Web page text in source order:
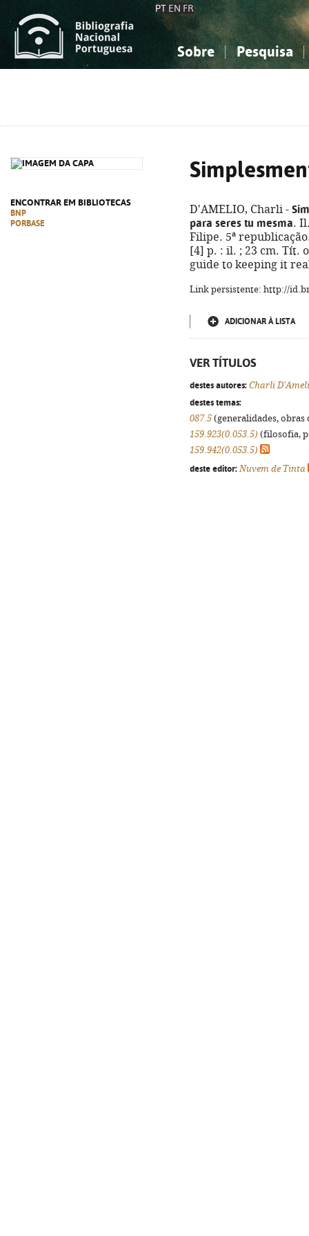
PT EN FR
Sobre Pesquisa
ENCONTRAR EM BIBLIOTECAS
BNP
PORBASE
D'AMELIO, Charli -
para seres tu mesma.
Filipe. 5ª
[4] p. : il. ; 23 cm. Tít.
guide to keeping it
Link persistente: http://
ADICIONAR À LISTA
VER TÍTULOS
destes autores: Charli
destes temas:
087.5 (generalidades,
159.923(0.053.5) (filosofia,
159.942(0.053.5)
deste editor: Nuvem de Tinta